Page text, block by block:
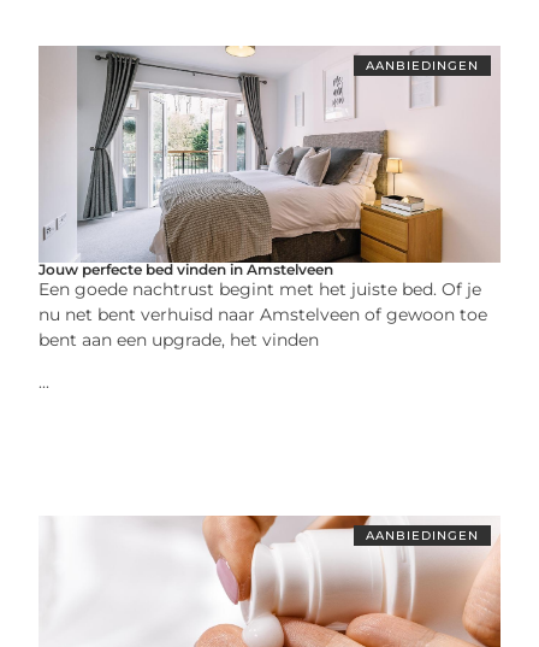
AANBIEDINGEN
Jouw perfecte bed vinden in Amstelveen
Een goede nachtrust begint met het juiste bed. Of je
nu net bent verhuisd naar Amstelveen of gewoon toe
bent aan een upgrade, het vinden
...
AANBIEDINGEN